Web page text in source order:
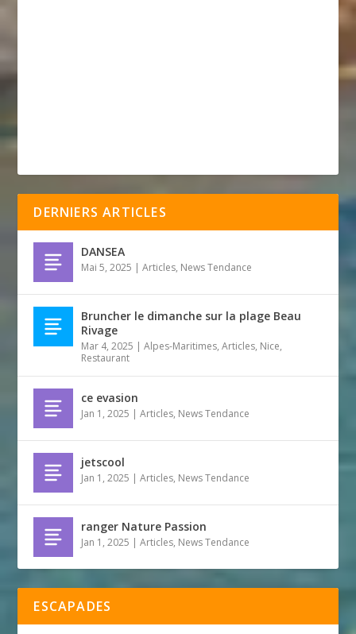
DERNIERS ARTICLES
DANSEA
Mai 5, 2025 |Articles, News Tendance
Bruncher le dimanche sur la plage Beau
Rivage
Mar 4, 2025 |Alpes-Maritimes,Articles, Nice,
Restaurant
ce evasion
Jan 1, 2025 |Articles, News Tendance
jetscool
Jan 1, 2025 |Articles, News Tendance
ranger Nature Passion
Jan 1, 2025 |Articles, News Tendance
ESCAPADES